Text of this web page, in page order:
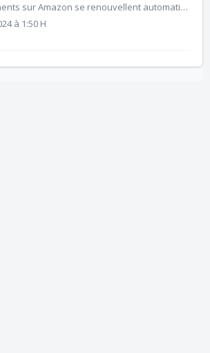
Les abonnements sur Amazon se renouvellent automatiquement, sauf si vous vous désabonnez. Si vous ne voulez plus de l'abonnement, vous pouvez annuler à ...
à 1:50 H